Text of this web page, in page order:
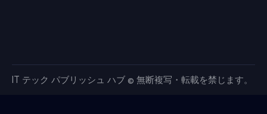
IT テック パブリッシュ ハブ © 無断複写・転載を禁じます。